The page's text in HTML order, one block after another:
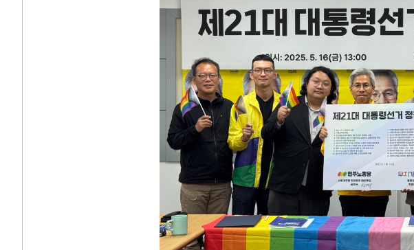
전쟁의 추상화: 우크라이나, 대리전의 역..
EU·우크라이나 드론 협력 직후, 러시아..
나토, 우크라 군사지원 2027년까지 공..
우크라이나, 덴마크, 에스토니아, 네덜란..
러·우크라, 대규모 공습 주고받아…민간 ..